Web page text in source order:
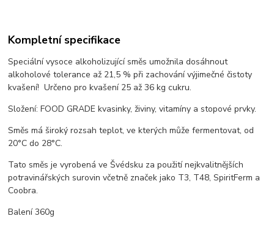
Kompletní specifikace
Speciální vysoce alkoholizující směs umožnila dosáhnout
alkoholové tolerance až 21,5 % při zachování výjimečné čistoty
kvašení! Určeno pro kvašení 25 až 36 kg cukru.
Složení: FOOD GRADE kvasinky, živiny, vitamíny a stopové prvky.
Směs má široký rozsah teplot, ve kterých může fermentovat, od
20°C do 28°C.
Tato směs je vyrobená ve Švédsku za použití nejkvalitnějších
potravinářských surovin včetně značek jako T3, T48, SpiritFerm a
Coobra.
Balení 360g